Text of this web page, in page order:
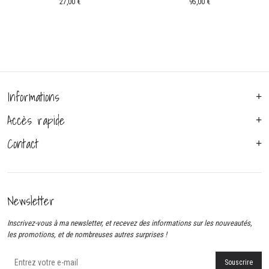
27,00 € 95,00 €
Informations
Accès rapide
Contact
Newsletter
Inscrivez-vous à ma newsletter, et recevez des informations sur les nouveautés,
les promotions, et de nombreuses autres surprises !